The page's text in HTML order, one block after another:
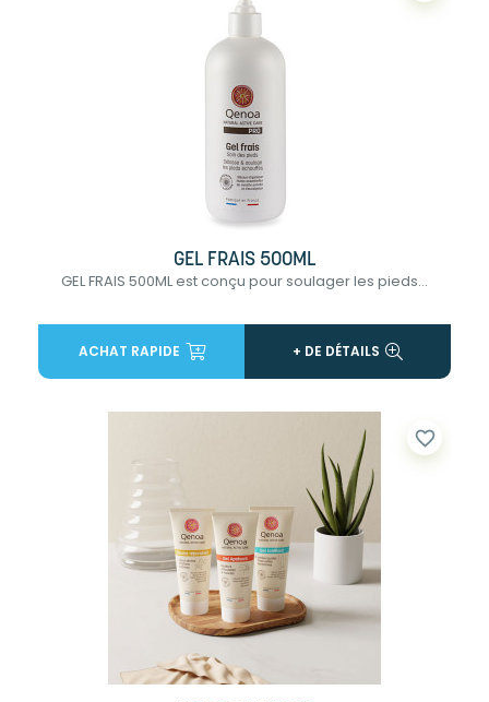
GEL FRAIS 500ML
GEL FRAIS 500ML est conçu pour soulager les pieds...
ACHAT RAPIDE + DE DÉTAILS
favorite_border